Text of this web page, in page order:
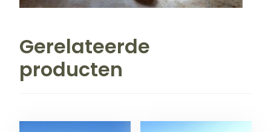
Gerelateerde
producten